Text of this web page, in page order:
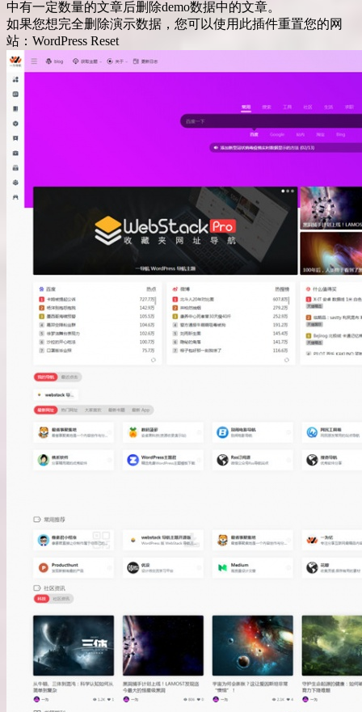
中有一定数量的文章后删除demo数据中的文章。
如果您想完全删除演示数据，您可以使用此插件重置您的网
站：WordPress Reset